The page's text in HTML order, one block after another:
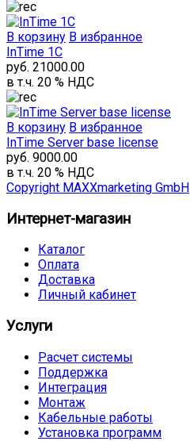
В корзину В избранное
InTime 1С
руб. 21000.00
в т.ч. 20 % НДС
В корзину В избранное
InTime Server base license
руб. 9000.00
в т.ч. 20 % НДС
Copyright MAXXmarketing GmbH
Интернет-магазин
Каталог
Оплата
Доставка
Личный кабинет
Услуги
Расчет системы
Поддержка
Интеграция
Монтаж
Кабельные работы
Установка программ